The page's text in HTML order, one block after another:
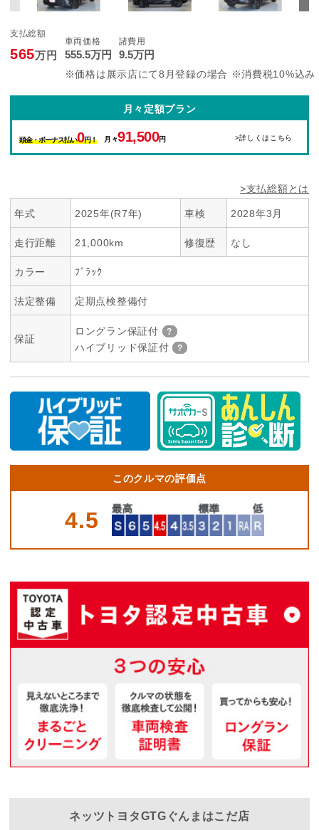
支払総額
565万円
車両価格
555.5万円
諸費用
9.5万円
※価格は展示店にて8月登録の場合 ※消費税10%込み
月々定額プラン
頭金・ボーナス払い0円！ 月々91,500円 >詳しくはこちら
>支払総額とは
年式 2025年(R7年) 車検 2028年3月
走行距離 21,000km 修復歴 なし
カラー ﾌﾞﾗｯｸ
法定整備 定期点検整備付
保証
ロングラン保証付
ハイブリッド保証付
このクルマの評価点
4.5
ネッツトヨタGTGぐんま はこだ店